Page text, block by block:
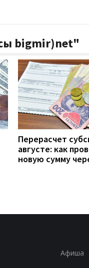
bigmir)net"
Перерасчет
августе: как
новую сумму
Афиша